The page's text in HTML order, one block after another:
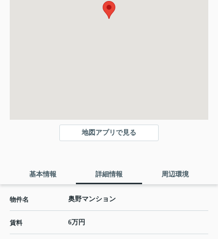
地図アプリで見る
基本情報 詳細情報 周辺環境
物件名 奥野マンション
賃料 6万円